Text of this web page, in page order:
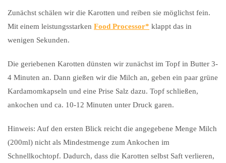
Zunächst schälen wir die Karotten und reiben sie möglichst fein.
Mit einem leistungsstarken Food Processor
klappt das in
wenigen Sekunden.
Die geriebenen Karotten dünsten wir zunächst im Topf in Butter 3-
4 Minuten an. Dann gießen wir die Milch an, geben ein paar grüne
Kardamomkapseln und eine Prise Salz dazu. Topf schließen,
ankochen und ca. 10-12 Minuten unter Druck garen.
Hinweis: Auf den ersten Blick reicht die angegebene Menge Milch
(200ml) nicht als Mindestmenge zum Ankochen im
Schnellkochtopf. Dadurch, dass die Karotten selbst Saft verlieren,